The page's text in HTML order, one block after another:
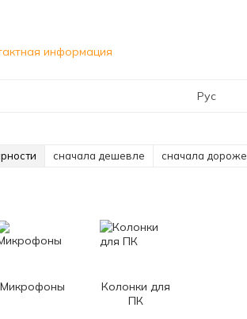
информация
Рус
сначала дешевле сначала дороже
Микрофоны
Колонки для
ПК